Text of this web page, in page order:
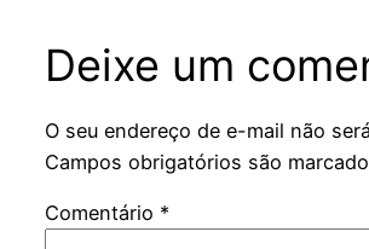
Deixe um
O seu endereço de e-mail não
Campos obrigatórios são
Comentário *